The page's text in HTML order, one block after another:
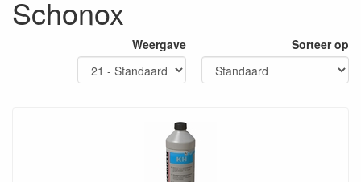
Schonox
Weergave Sorteer op